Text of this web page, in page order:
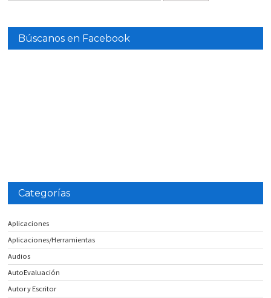
Búscanos en Facebook
Categorías
Aplicaciones
Aplicaciones/Herramientas
Audios
AutoEvaluación
Autor y Escritor